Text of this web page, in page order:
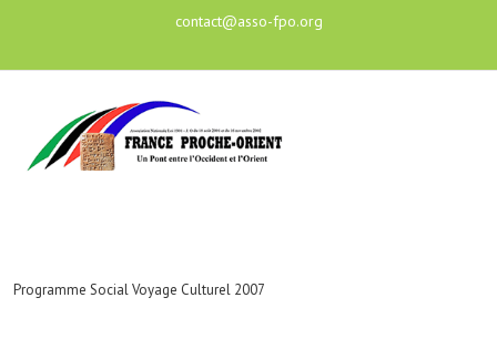
contact@asso-fpo.org
Programme Social Voyage Culturel 2007